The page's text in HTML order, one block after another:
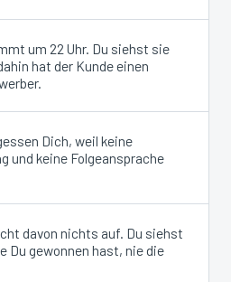
um 22 Uhr. Du siehst sie
hat der Kunde einen
Dich, weil keine
und keine Folgeansprache
davon nichts auf. Du siehst
Du gewonnen hast, nie die